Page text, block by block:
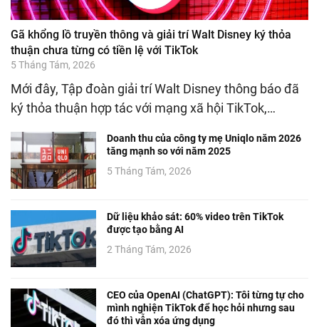
Gã khổng lồ truyền thông và giải trí Walt Disney ký thỏa
thuận chưa từng có tiền lệ với TikTok
5 Tháng Tám, 2026
Mới đây, Tập đoàn giải trí Walt Disney thông báo đã
ký thỏa thuận hợp tác với mạng xã hội TikTok,…
Doanh thu của công ty mẹ Uniqlo năm 2026
tăng mạnh so với năm 2025
5 Tháng Tám, 2026
Dữ liệu khảo sát: 60% video trên TikTok
được tạo bằng AI
2 Tháng Tám, 2026
CEO của OpenAI (ChatGPT): Tôi từng tự cho
mình nghiện TikTok để học hỏi nhưng sau
đó thì vẫn xóa ứng dụng